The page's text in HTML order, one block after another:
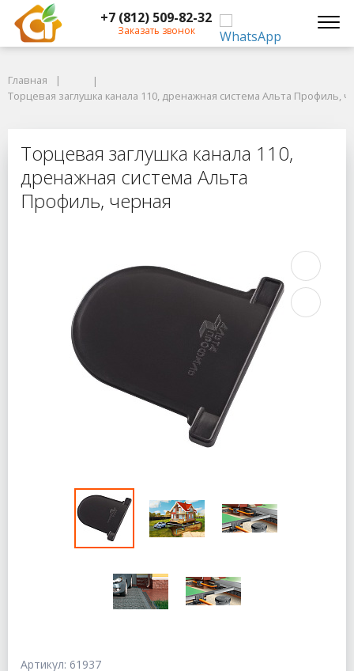
+7 (812) 509-82-32
Заказать звонок
Торцевая заглушка канала 110, дренажная система Альта Профиль,
Торцевая заглушка канала 110,
Главная
Торцевая заглушка канала 110, дренажная система Альта Профиль,
Торцевая заглушка канала 110,
дренажная система Альта
Профиль, черная
Артикул: 61937